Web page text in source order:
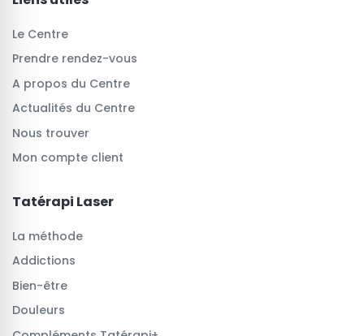
Le Centre
Prendre rendez-vous
A propos du Centre
Actualités du Centre
Nous trouver
Mon compte client
Tatérapi Laser
La méthode
Addictions
Bien-être
Douleurs